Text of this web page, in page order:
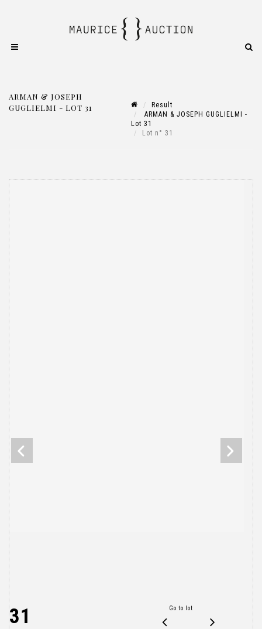
ARMAN & JOSEPH
GUGLIELMI - LOT 31
Result
ARMAN & JOSEPH GUGLIELMI -
Lot 31
Lot n° 31
31 Go to lot